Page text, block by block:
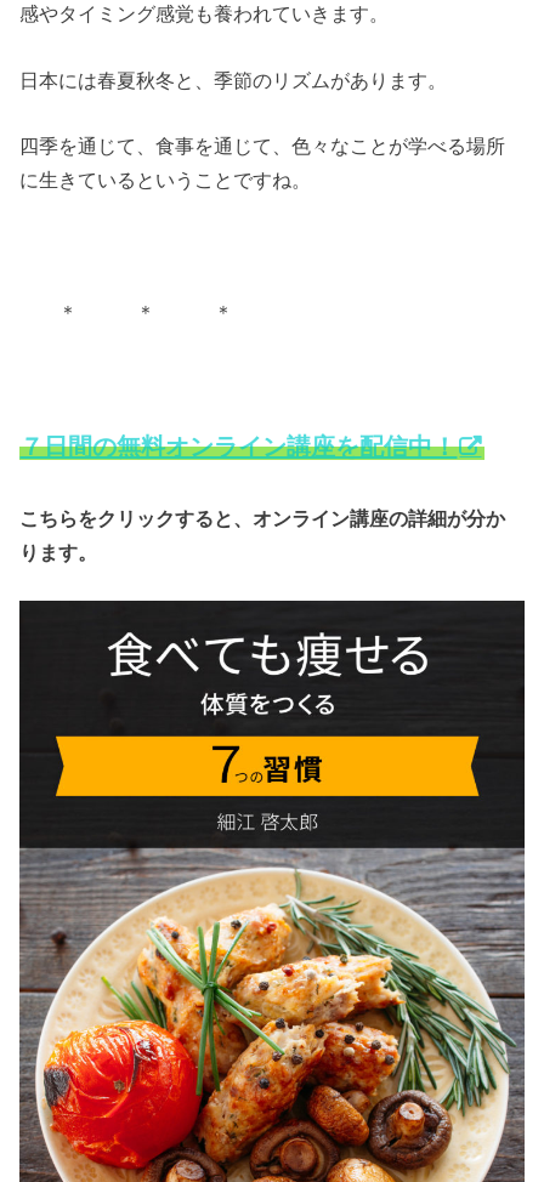
感やタイミング感覚も養われていきます。
日本には春夏秋冬と、季節のリズムがあります。
四季を通じて、食事を通じて、色々なことが学べる場所
に生きているということですね。
＊ ＊ ＊
７日間の無料オンライン講座を配信中！
こちらをクリックすると、オンライン講座の詳細が分か
ります。